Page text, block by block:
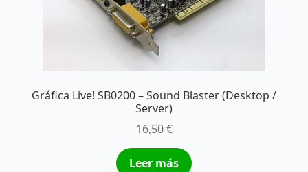
Gráfica Live! SB0200 – Sound Blaster (Desktop /
Server)
16,50€
Leer más